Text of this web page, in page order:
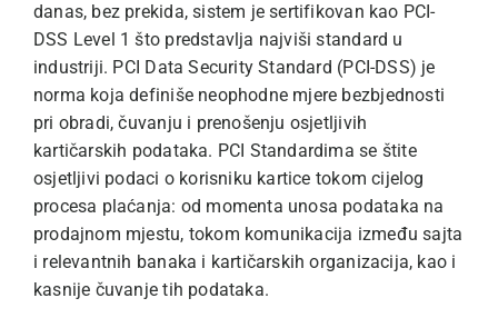
danas, bez prekida, sistem je sertifikovan kao PCI-
DSS Level 1 što predstavlja najviši standard u
industriji. PCI Data Security Standard (PCI-DSS) je
norma koja definiše neophodne mjere bezbjednosti
pri obradi, čuvanju i prenošenju osjetljivih
kartičarskih podataka. PCI Standardima se štite
osjetljivi podaci o korisniku kartice tokom cijelog
procesa plaćanja: od momenta unosa podataka na
prodajnom mjestu, tokom komunikacija između sajta
i relevantnih banaka i kartičarskih organizacija, kao i
kasnije čuvanje tih podataka.